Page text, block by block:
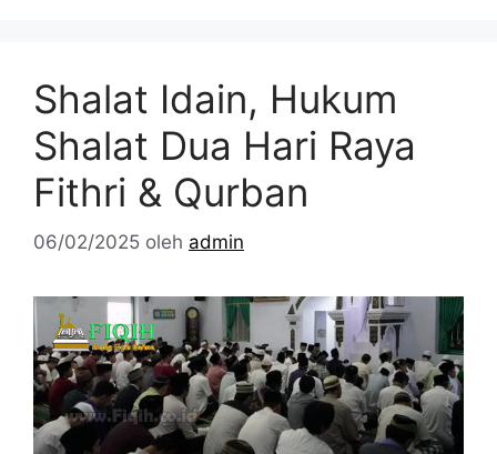
Shalat Idain, Hukum
Shalat Dua Hari Raya
Fithri & Qurban
06/02/2025 oleh admin